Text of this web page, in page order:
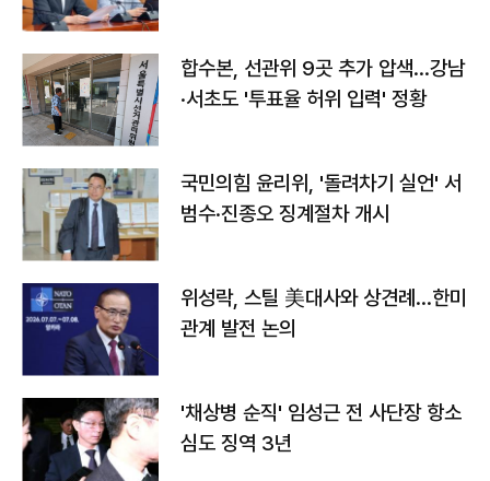
합수본, 선관위 9곳 추가 압색…강남
·서초도 '투표율 허위 입력' 정황
국민의힘 윤리위, '돌려차기 실언' 서
범수·진종오 징계절차 개시
위성락, 스틸 美대사와 상견례…한미
관계 발전 논의
'채상병 순직' 임성근 전 사단장 항소
심도 징역 3년